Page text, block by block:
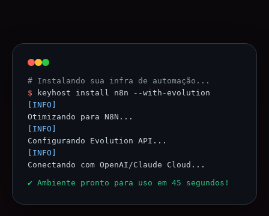
# Instalando sua infra de automação...
$ keyhost install n8n --with-evolution
[INFO]
Otimizando para N8N...
[INFO]
Configurando Evolution API...
[INFO]
Conectando com OpenAI/Claude Cloud...
✔ Ambiente pronto para uso em 45 segundos!